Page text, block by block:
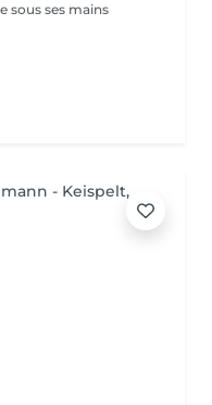
sous ses mains